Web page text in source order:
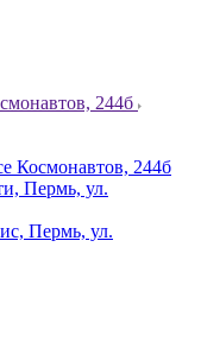
244б
Космонавтов, 244б
Пермь, ул.
Пермь, ул.